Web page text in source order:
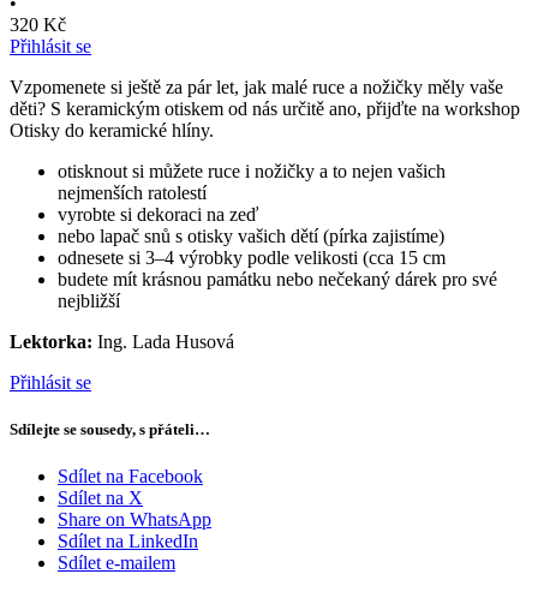
320 Kč
Přihlásit se
Vzpomenete si ještě za pár let, jak malé ruce a nožičky měly vaše
děti? S keramickým otiskem od nás určitě ano, přijďte na workshop
Otisky do keramické hlíny.
otisknout si můžete ruce i nožičky a to nejen vašich
nejmenších ratolestí
vyrobte si dekoraci na zeď
nebo lapač snů s otisky vašich dětí (pírka zajistíme)
odnesete si 3–4 výrobky podle velikosti (cca 15 cm
budete mít krásnou památku nebo nečekaný dárek pro své
nejbližší
Lektorka: Ing. Lada Husová
Přihlásit se
Sdílejte se sousedy, s přáteli…
Sdílet na Facebook
Sdílet na X
Share on WhatsApp
Sdílet na LinkedIn
Sdílet e-mailem